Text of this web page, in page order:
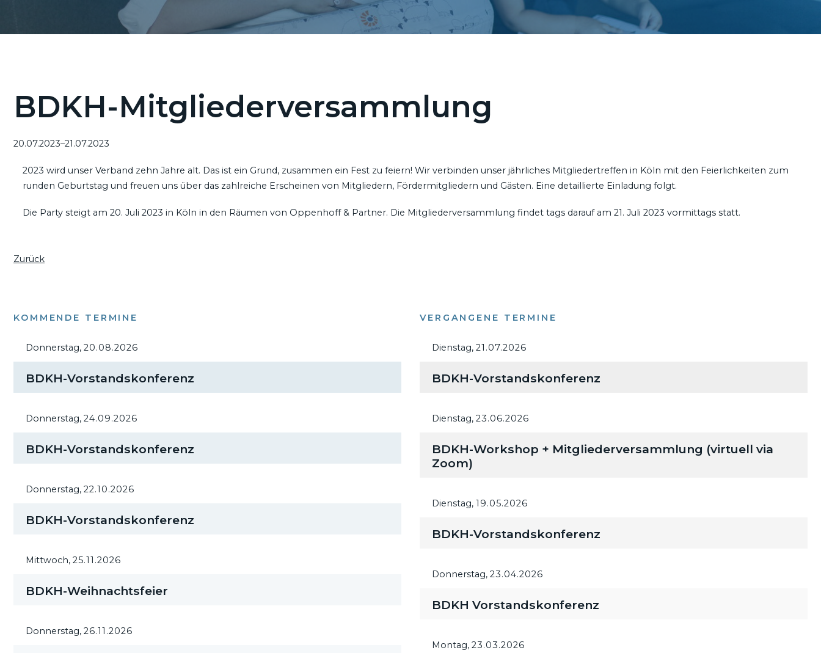
BDKH-Mitgliederversammlung
20.07.2023–21.07.2023
2023 wird unser Verband zehn Jahre alt. Das ist ein Grund, zusammen ein Fest zu feiern! Wir verbinden unser jährliches Mitgliedertreffen in Köln mit den Feierlichkeiten zum
runden Geburtstag und freuen uns über das zahlreiche Erscheinen von Mitgliedern, Fördermitgliedern und Gästen. Eine detaillierte Einladung folgt.
Die Party steigt am 20. Juli 2023 in Köln in den Räumen von Oppenhoff & Partner. Die Mitgliederversammlung findet tags darauf am 21. Juli 2023 vormittags statt.
Zurück
KOMMENDE TERMINE
Donnerstag, 20.08.2026
BDKH-Vorstandskonferenz
Donnerstag, 24.09.2026
BDKH-Vorstandskonferenz
Donnerstag, 22.10.2026
BDKH-Vorstandskonferenz
Mittwoch, 25.11.2026
BDKH-Weihnachtsfeier
Donnerstag, 26.11.2026
VERGANGENE TERMINE
Dienstag, 21.07.2026
BDKH-Vorstandskonferenz
Dienstag, 23.06.2026
BDKH-Workshop + Mitgliederversammlung (virtuell via
Zoom)
Dienstag, 19.05.2026
BDKH-Vorstandskonferenz
Donnerstag, 23.04.2026
BDKH Vorstandskonferenz
Montag, 23.03.2026